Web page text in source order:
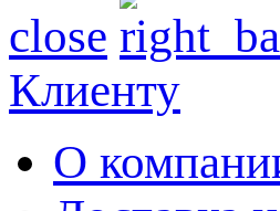
close
Клиенту
О